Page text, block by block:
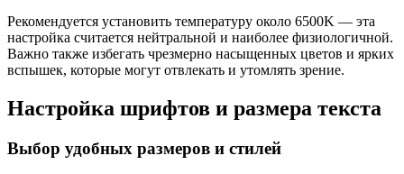
Рекомендуется установить температуру около 6500K — эта
настройка считается нейтральной и наиболее физиологичной.
Важно также избегать чрезмерно насыщенных цветов и ярких
вспышек, которые могут отвлекать и утомлять зрение.
Настройка шрифтов и размера текста
Выбор удобных размеров и стилей